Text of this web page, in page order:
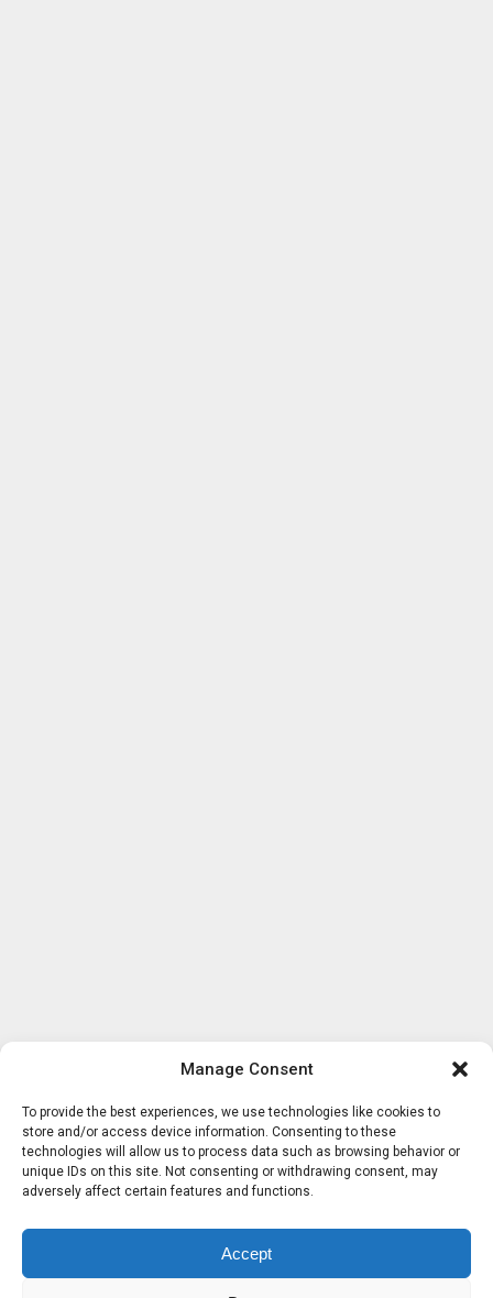
Manage Consent
To provide the best experiences, we use technologies like cookies to
store and/or access device information. Consenting to these
technologies will allow us to process data such as browsing behavior or
unique IDs on this site. Not consenting or withdrawing consent, may
adversely affect certain features and functions.
Accept